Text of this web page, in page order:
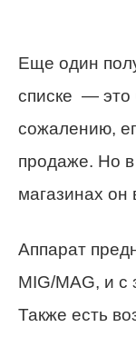
Еще один
списке — это
сожалению,
продаже. Но
магазинах он
Аппарат
MIG/MAG, и с
Также есть